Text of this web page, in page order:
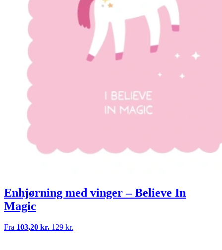
Enhjørning med vinger – Believe In
Magic
Fra 103,20 kr. 129 kr.